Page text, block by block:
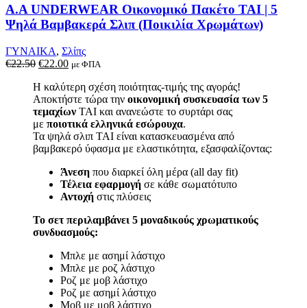
μπορούν
να
επιλεγούν
σελίδα
του
προϊόντος
A.A UNDERWEAR Οικονομικό Πακέτο TAI | 5
Ψηλά Βαμβακερά Σλιπ (Ποικιλία Χρωμάτων)
ΓΥΝΑΙΚΑ, Σλίπς
€22.50 Original
was:
€22.50.
€22.00Η
τιμή
είναι:
€22.00.
με ΦΠΑ
Η καλύτερη σχέση ποιότητας-τιμής της αγοράς!
Αποκτήστε τώρα την οικονομική συσκευασία των 5
τεμαχίων TAI και ανανεώστε το συρτάρι σας
με ποιοτικά ελληνικά εσώρουχα.
Τα ψηλά σλιπ TAI είναι κατασκευασμένα από
βαμβακερό ύφασμα με ελαστικότητα, εξασφαλίζοντας:
Άνεση που διαρκεί όλη μέρα (all day fit)
Τέλεια εφαρμογή σε κάθε σωματότυπο
Αντοχή στις πλύσεις
Το σετ περιλαμβάνει 5 μοναδικούς χρωματικούς
συνδυασμούς:
Μπλε με ασημί λάστιχο
Μπλε με ροζ λάστιχο
Ροζ με μοβ λάστιχο
Ροζ με ασημί λάστιχο
Μοβ με μοβ λάστιχο